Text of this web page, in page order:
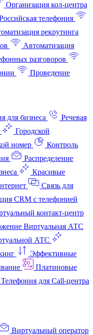
Организация кол-центра
телефония
рекрутинга
Автоматизация
разговоров
Проведение
для бизнеса
Речевая
Городской
номер
Контроль
Распределение
Красивые
Связь для
CRM с телефонией
контакт‑центр
Виртуальная АТС
АТС
Эффективные
Платиновые
Телефония для Call-центра
Виртуальный оператор